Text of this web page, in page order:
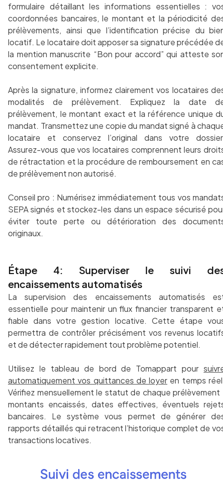
formulaire détaillant les informations essentielles :
coordonnées bancaires, le montant et la périodicité
prélèvements, ainsi que l’identification précise du
locatif. Le locataire doit apposer sa signature précédée
la mention manuscrite “Bon pour accord” qui atteste
consentement explicite.
Après la signature, informez clairement vos locataires
modalités de prélèvement. Expliquez la date
prélèvement, le montant exact et la référence unique
mandat. Transmettez une copie du mandat signé à
locataire et conservez l’original dans votre
Assurez-vous que vos locataires comprennent leurs
de rétractation et la procédure de remboursement en
de prélèvement non autorisé.
Conseil pro : Numérisez immédiatement tous vos
SEPA signés et stockez-les dans un espace sécurisé
éviter toute perte ou détérioration des
originaux.
Étape 4: Superviser le suivi
encaissements automatisés
La supervision des encaissements automatisés
essentielle pour maintenir un flux financier transparent
fiable dans votre gestion locative. Cette étape
permettra de contrôler précisément vos revenus
et de détecter rapidement tout problème potentiel.
Utilisez le tableau de bord de Tomappart pour
automatiquement vos quittances de loyer en temps
Vérifiez mensuellement le statut de chaque prélèvement
montants encaissés, dates effectives, éventuels
bancaires. Le système vous permet de générer
rapports détaillés qui retracent l’historique complet de
transactions locatives.